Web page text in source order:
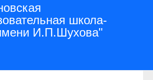
школа-
И.П.Шухова"